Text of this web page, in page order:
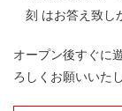
刻 はお答え致し
オープン後すぐに
ろしくお願いいた